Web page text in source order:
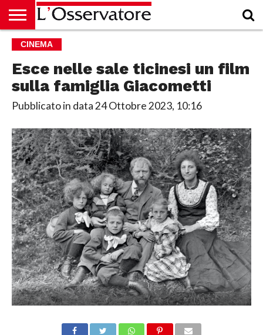
HOME
CULTURA
ECONOMIA
RUBRICHE
ARCHIVIO
PODCAST
ABBONAMENTO
CHI
ACCEDI
CINEMA
Esce nelle sale ticinesi un film
sulla famiglia Giacometti
Pubblicato in data24 Ottobre 2023, 10:16